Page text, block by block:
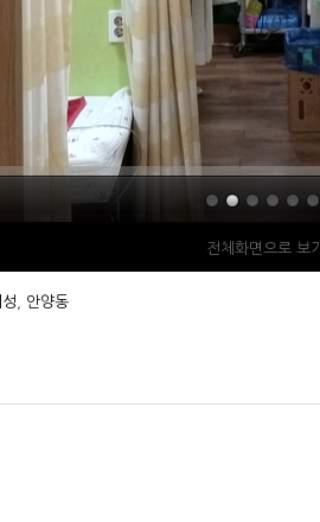
전체화면으로 보기
안양동